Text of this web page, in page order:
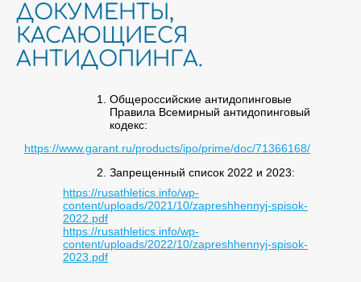
ДОКУМЕНТЫ,
КАСАЮЩИЕСЯ
АНТИДОПИНГА.
Общероссийские антидопинговые
Правила Всемирный антидопинговый
кодекс:
https://www.garant.ru/products/ipo/prime/doc/71366168/
Запрещенный список 2022 и 2023:
https://rusathletics.info/wp-
content/uploads/2021/10/zapreshhennyj-spisok-
2022.pdf
https://rusathletics.info/wp-
content/uploads/2022/10/zapreshhennyj-spisok-
2023.pdf